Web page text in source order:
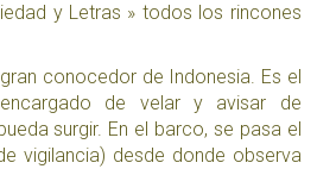
y Letras » todos los rincones
conocedor de Indonesia. Es el
de velar y avisar de
surgir. En el barco, se pasa el
vigilancia) desde donde observa